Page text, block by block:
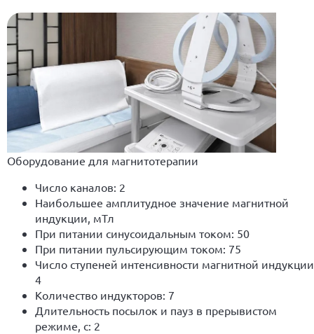
Оборудование для магнитотерапии
Число каналов: 2
Наибольшее амплитудное значение магнитной
индукции, мТл
При питании синусоидальным током: 50
При питании пульсирующим током: 75
Число ступеней интенсивности магнитной
4
Количество индукторов: 7
Длительность посылок и пауз в прерывистом
режиме, с: 2